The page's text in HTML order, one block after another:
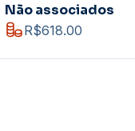
Não associados
R$618.00